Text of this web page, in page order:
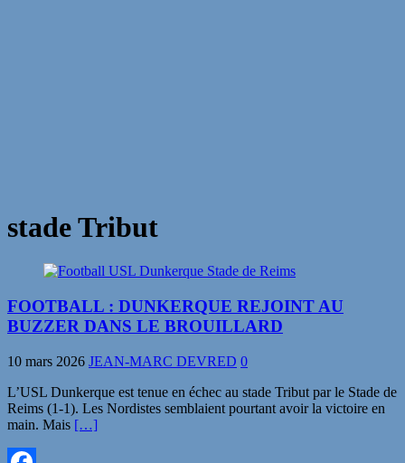
stade Tribut
FOOTBALL : DUNKERQUE REJOINT AU
BUZZER DANS LE BROUILLARD
10 mars 2026 JEAN-MARC DEVRED 0
L’USL Dunkerque est tenue en échec au stade Tribut par le Stade de
Reims (1-1). Les Nordistes semblaient pourtant avoir la victoire en
main. Mais […]